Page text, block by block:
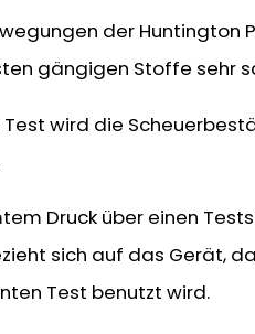
der Huntington
gängigen Stoffe sehr
wird die
Druck über einen
sich auf das Gerät,
Test benutzt wird.